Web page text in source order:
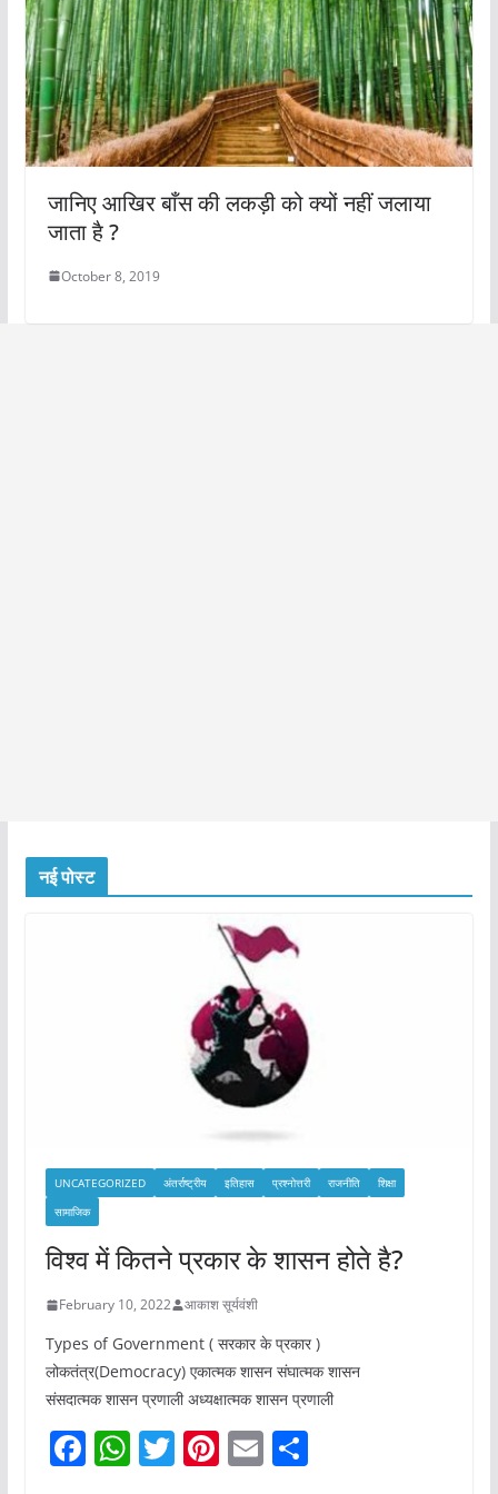
जानिए आखिर बाँस की लकड़ी को क्यों नहीं जलाया
जाता है ?
October 8, 2019
नई पोस्ट
UNCATEGORIZED अंतर्राष्ट्रीय इतिहास प्रश्नोत्तरी राजनीति
शिक्षा
सामाजिक
विश्व में कितने प्रकार के शासन होते है?
February 10, 2022 आकाश सूर्यवंशी
Types of Government ( सरकार के प्रकार )
लोकतंत्र(Democracy) एकात्मक शासन संघात्मक शासन
संसदात्मक शासन प्रणाली अध्यक्षात्मक शासन प्रणाली
F W T Pi E S